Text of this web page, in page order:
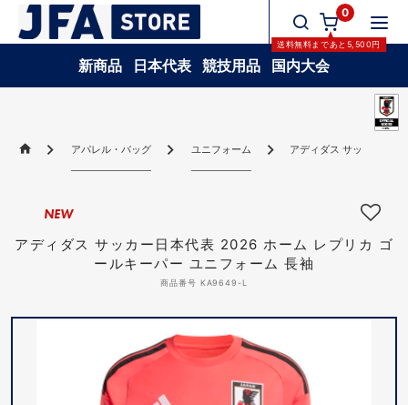
0
送料無料まであと 5,500円
新商品 日本代表 競技用品 国内大会
アパレル・バッグ ユニフォーム アディダス サッカー日
アディダス サッカー日本代表 2026 ホーム レプリカ ゴ
ールキーパー ユニフォーム 長袖
商品番号 KA9649-L
NEW